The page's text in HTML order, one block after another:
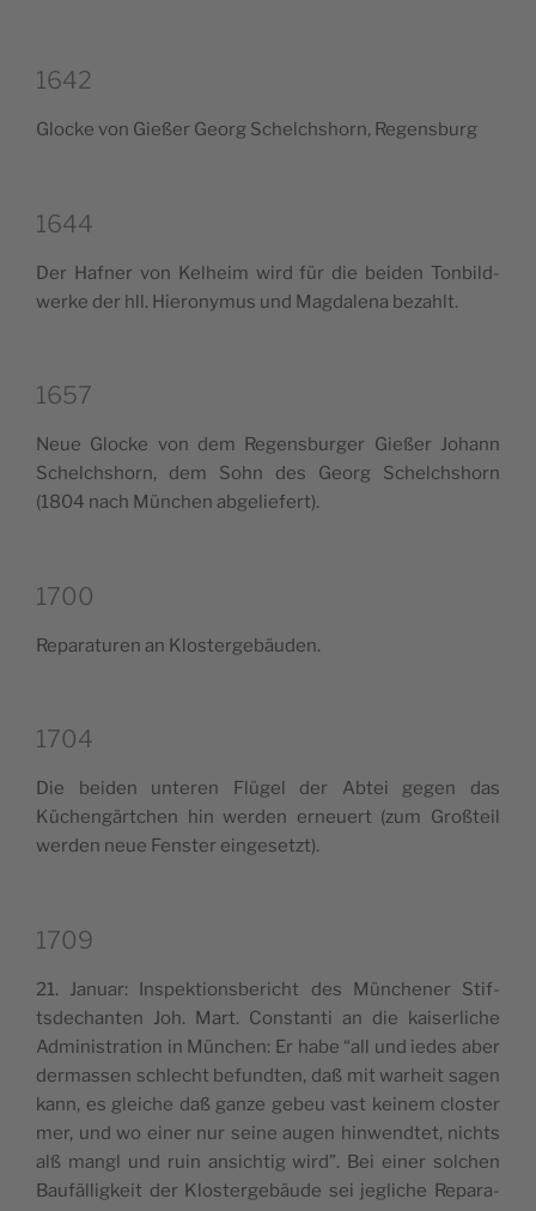
1642
Gloc­ke von Gießer Georg Schel­ch­shorn, Regensburg
1644
Der Haf­ner von Kelheim wird für die bei­den Ton­bild­
wer­ke der hll. Hie­ro­ny­mus und Mag­da­le­na bezahlt.
1657
Neue Gloc­ke von dem Regen­sbur­ger Gießer Johann
Schel­ch­shorn, dem Sohn des Georg Schel­ch­shorn
(1804 nach Mün­chen abgeliefert).
1700
Repa­ra­tu­ren an Klostergebäuden.
1704
Die bei­den unte­ren Flü­gel der Abtei gegen das
Küchen­gärt­chen hin wer­den erneuert (zum Groß­teil
wer­den neue Fen­ster eingesetzt).
1709
21. Januar: Inspek­tion­sbe­ri­cht des Mün­che­ner Stif­
tsde­chan­ten Joh. Mart. Con­stan­ti an die kai­ser­li­che
Admi­ni­stra­tion in Mün­chen: Er habe “all und iedes aber
der­mas­sen schle­cht befund­ten, daß mit warheit sagen
kann, es glei­che daß gan­ze gebeu vast kei­nem clo­ster
mer, und wo einer nur sei­ne augen hin­wend­tet, nich­ts
alß man­gl und ruin ansi­ch­tig wird”. Bei einer sol­chen
Bau­fäl­li­g­keit der Klo­ster­ge­bäu­de sei jegli­che Repa­ra­